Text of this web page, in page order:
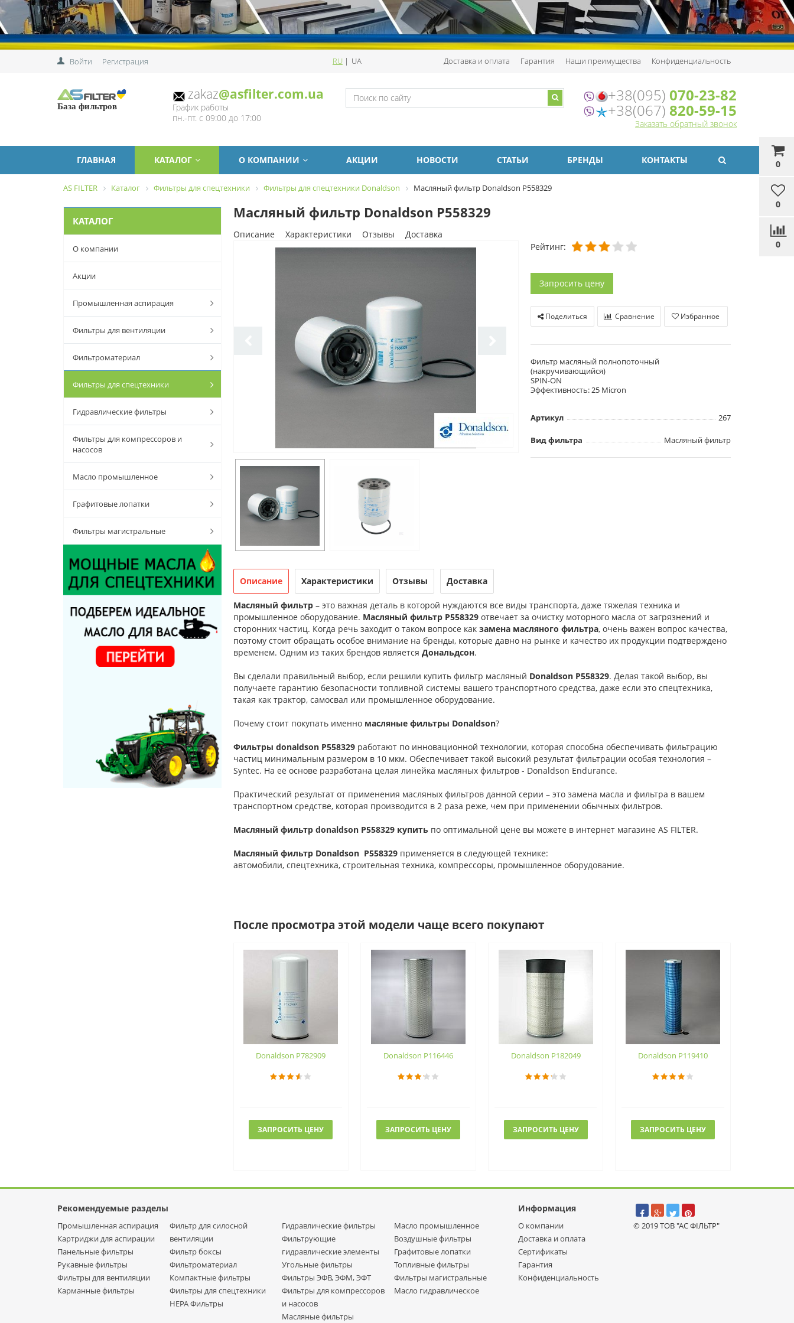
Войти Регистрация RU| UA Доставка и оплата Гарантия Наши преимущества Конфиденциальность
0
0
0
База фильтров
zakaz@asfilter.com.ua
График работы
пн.-пт. с 09:00 до 17:00
+38(095) 070-23-82
+38(067) 820-59-15
Заказать обратный звонок
ГЛАВНАЯ КАТАЛОГ О КОМПАНИИ АКЦИИ НОВОСТИ СТАТЬИ БРЕНДЫ КОНТАКТЫ
AS FILTER Каталог Фильтры для спецтехники Фильтры для спецтехники Donaldson Масляный фильтр Donaldson P558329
КАТАЛОГ
О компании
Акции
Промышленная аспирация
Фильтры для вентиляции
Фильтроматериал
Фильтры для спецтехники
Гидравлические фильтры
Фильтры для компрессоров и
насосов
Масло промышленное
Графитовые лопатки
Фильтры магистральные
Масляный фильтр Donaldson P558329
Описание Характеристики Отзывы
Доставка
Рейтинг:
Запросить цену
Поделиться Сравнение Избранное
Фильтр масляный полнопоточный
(накручивающийся)
SPIN-ON
Эффективность: 25 Micron
Артикул 267
Вид фильтра Масляный фильтр
Описание Характеристики Отзывы Доставка
Масляный фильтр– это важная деталь в которой нуждаются все виды транспорта, даже тяжелая техника и
промышленное оборудование. Масляный фильтр P558329 отвечает за очистку моторного масла от загрязнений и
сторонних частиц. Когда речь заходит о таком вопросе как замена масляного фильтра, очень важен вопрос качества,
поэтому стоит обращать особое внимание на бренды, которые давно на рынке и качество их продукции подтверждено
временем. Одним из таких брендов является Дональдсон.
Вы сделали правильный выбор, если решили купить фильтр масляный Donaldson P558329. Делая такой выбор, вы
получаете гарантию безопасности топливной системы вашего транспортного средства, даже если это спецтехника,
такая как трактор, самосвал или промышленное оборудование.
Почему стоит покупать именно масляные фильтры Donaldson?
Фильтры donaldson P558329работают по инновационной технологии, которая способна обеспечивать фильтрацию
частиц минимальным размером в 10 мкм. Обеспечивает такой высокий результат фильтрации особая технология –
Syntec. На её основе разработана целая линейка масляных фильтров - Donaldson Endurance.
Практический результат от применения масляных фильтров данной серии – это замена масла и фильтра в вашем
транспортном средстве, которая производится в 2 раза реже, чем при применении обычных фильтров.
Масляный фильтр donaldson P558329 купить по оптимальной цене вы можете в интернет магазине AS FILTER.
Масляный фильтр Donaldson P558329применяется в следующей технике:
автомобили, cпецтехника, cтроительная техника, компрессоры, промышленное оборудование.
После просмотра этой модели чаще всего покупают
Donaldson P782909
ЗАПРОСИТЬ ЦЕНУ
Donaldson P116446
ЗАПРОСИТЬ ЦЕНУ
Donaldson P182049
ЗАПРОСИТЬ ЦЕНУ
Donaldson P119410
ЗАПРОСИТЬ ЦЕНУ
Рекомендуемые разделы Информация
Промышленная аспирация
Картриджи для аспирации
Панельные фильтры
Рукавные фильтры
Фильтры для вентиляции
Карманные фильтры
Фильтр для силосной
вентиляции
Фильтр боксы
Фильтроматериал
Компактные фильтры
Фильтры для спецтехники
НЕРА Фильтры
Гидравлические фильтры
Фильтрующие
гидравлические элементы
Угольные фильтры
Фильтры ЭФВ, ЭФМ, ЭФТ
Фильтры для компрессоров
и насосов
Масляные фильтры
Масло промышленное
Воздушные фильтры
Графитовые лопатки
Топливные фильтры
Фильтры магистральные
Масло гидравлическое
О компании
Доставка и оплата
Сертификаты
Гарантия
Конфиденциальность
© 2019 ТОВ "АС ФІЛЬТР"